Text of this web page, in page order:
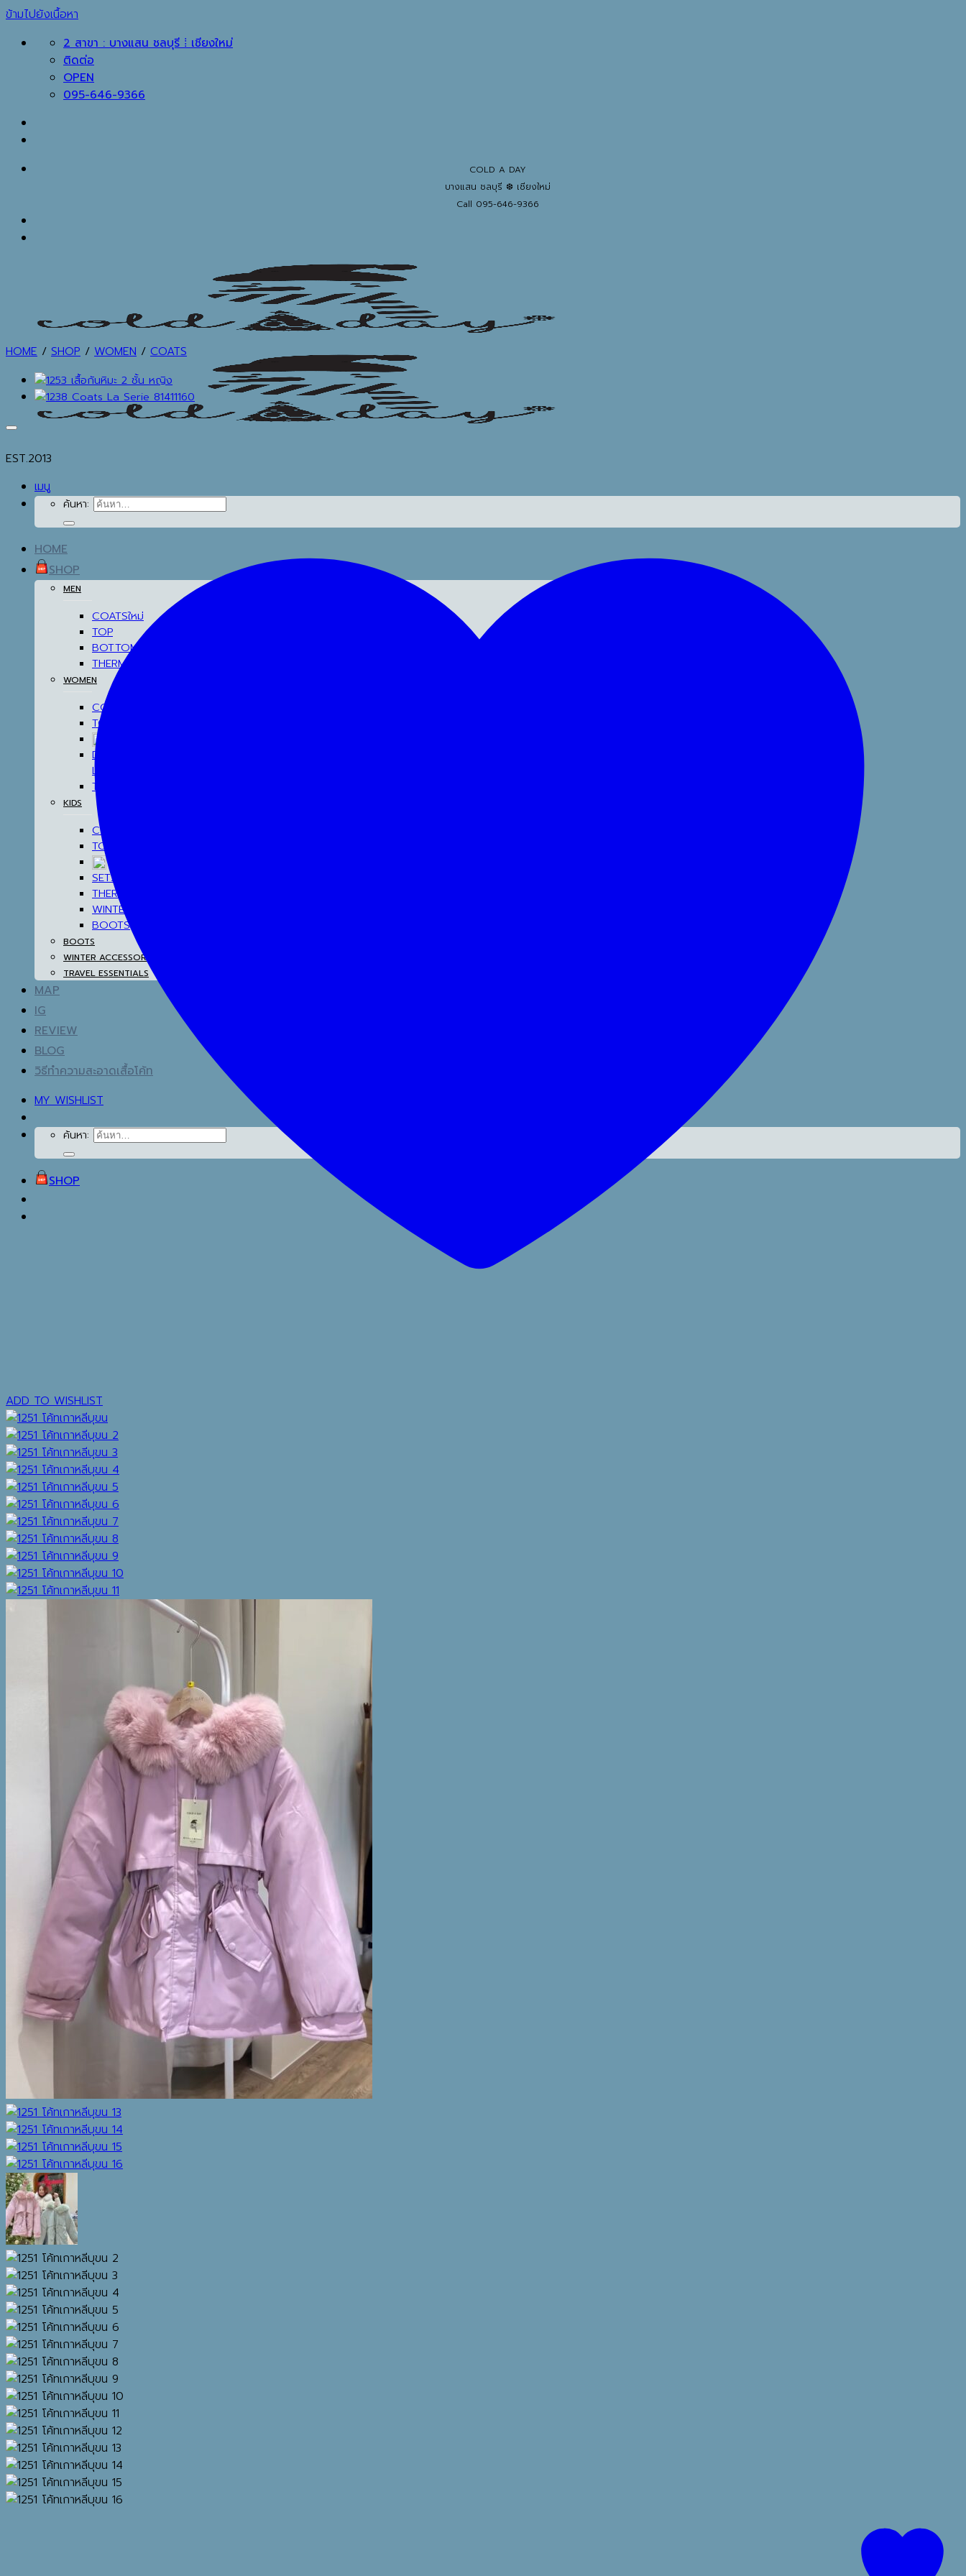
ข้ามไปยังเนื้อหา
2 สาขา : บางแสน ชลบุรี ⁞ เชียงใหม่
ติดต่อ
OPEN
095-646-9366
COLD A DAY
บางแสน ชลบุรี ❆ เชียงใหม่
Call 095-646-9366
EST.2013
เมนู
ค้นหา:
HOME
SHOP
MEN
COATS
TOP
BOTTOM
THERMAL UNDERWEAR
WOMEN
COATS
TOP
DRESSES & AIRPORT
LOOKS
THERMAL UNDERWEAR
KIDS
COATS
TOP
SETS & AIRPORT LOOKS
THERMAL UNDERWEAR
WINTER ACCESSORIES
BOOTS
BOOTS
WINTER ACCESSORIES
TRAVEL ESSENTIALS
MAP
IG
REVIEW
BLOG
วิธีทำความสะอาดเสื้อโค้ท
MY WISHLIST
ค้นหา:
SHOP
HOME / SHOP / WOMEN / COATS
ADD TO WISHLIST